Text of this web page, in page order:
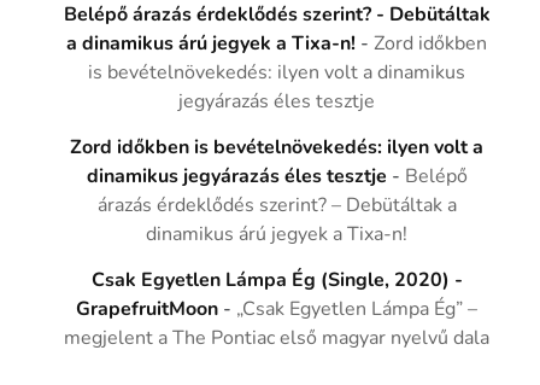
Belépő árazás érdeklődés szerint? - Debütáltak
a dinamikus árú jegyek a Tixa-n! -Zord időkben
is bevételnövekedés: ilyen volt a dinamikus
jegyárazás éles tesztje
Zord időkben is bevételnövekedés: ilyen volt a
dinamikus jegyárazás éles tesztje - Belépő
árazás érdeklődés szerint? – Debütáltak a
dinamikus árú jegyek a Tixa-n!
Csak Egyetlen Lámpa Ég (Single, 2020) -
GrapefruitMoon - „Csak Egyetlen Lámpa Ég” –
megjelent a The Pontiac első magyar nyelvű dala